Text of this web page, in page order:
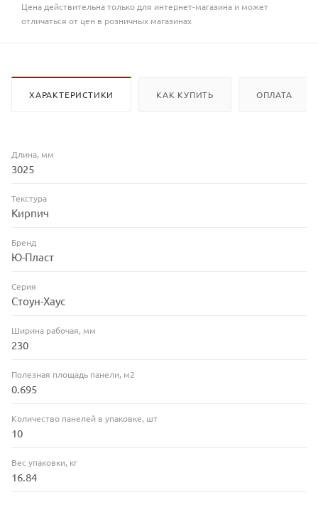
Цена действительна только для интернет-магазина и может
отличаться от цен в розничных магазинах
ХАРАКТЕРИСТИКИ КАК КУПИТЬ ОПЛАТА
Длина, мм
3025
Текстура
Кирпич
Бренд
Ю-Пласт
Серия
Стоун-Хаус
Ширина рабочая, мм
230
Полезная площадь панели, м2
0.695
Количество панелей в упаковке, шт
10
Вес упаковки, кг
16.84